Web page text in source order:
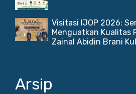
Visitasi IJOP 2026:
Menguatkan Kualitas
Zainal Abidin Brani
Arsip